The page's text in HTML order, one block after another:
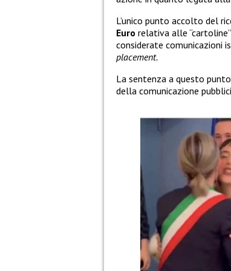
L’unico punto accolto del
Euro relativa alle
considerate comunicazioni
placement.
La sentenza a questo
della comunicazione